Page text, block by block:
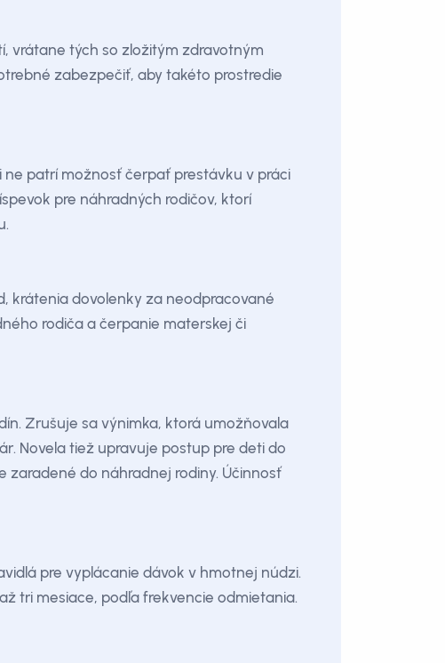
vrátane tých so zložitým zdravotným
zabezpečiť, aby takéto prostredie
patrí možnosť čerpať prestávku v práci
pre náhradných rodičov, ktorí
krátenia dovolenky za neodpracované
rodiča a čerpanie materskej či
Zrušuje sa výnimka, ktorá umožňovala
Novela tiež upravuje postup pre deti do
do náhradnej rodiny. Účinnosť
pre vyplácanie dávok v hmotnej núdzi.
tri mesiace, podľa frekvencie odmietania.